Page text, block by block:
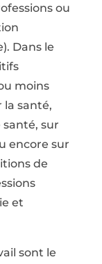
ou
Dans le
moins
la santé,
santé, sur
encore sur
de
et
sont le